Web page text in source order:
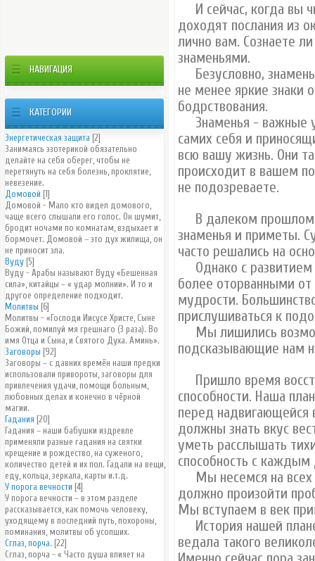
НАВИГАЦИЯ
КАТЕГОРИИ
Энергетическая защита [2]
Занимаясь эзотерикой обязательно
делайте на себя оберег, чтобы не
перетянуть на себя болезнь, проклятие,
невезение.
Домовой [1]
Домовой - Мало кто видел домового,
чаще всего слышали его голос. Он шумит,
бродит ночами по комнатам, вздыхает и
бормочет. Домовой – это дух жилища, он
не приносит зла.
Вуду [5]
Вуду - Арабы называют Вуду «Бешенная
сила», китайцы – « удар молнии». И то и
другое определение подходит.
Молитвы [6]
Молитвы - «Господи Иисусе Христе, Сыне
Божий, помилуй мя грешнаго (3 раза). Во
имя Отца и Сына, и Святого Духа. Аминь».
Заговоры [92]
Заговоры – с давних времён наши предки
использовали привороты, заговоры для
привлечения удачи, помощи больным,
любовных делах и конечно в чёрной
магии.
Гадания [20]
Гадания – наши бабушки издревле
применяли разные гадания на святки
крещение и рождество, на суженого,
количество детей и их пол. Гадали на вещи,
еду, кольца, зеркала, карты и.т.д.
У порога вечности [4]
У порога вечности – в этом разделе
рассказывается, как помочь человеку,
уходящему в последний путь, похороны,
поминания, молитвы об усопших.
Сглаз, порча. [22]
Сглаз, порча - « Часто душа влияет на
И сейчас, когда вы
доходят послания из
лично вам. Сознаете
знаменьями.
Безусловно,
не менее яркие знаки
бодрствования.
Знаменья - важные
самих себя и
всю вашу жизнь. Они
происходит в вашем
не подозреваете.
В далеком прошлом
знаменья и приметы.
часто решались на
Однако с развитием
более оторванными от
мудрости.
прислушиваться к
Мы лишились
подсказывающие нам
Пришло время
способности. Наша
перед
должны знать вкус
уметь расслышать
способность с каждым
Мы несемся на всех
должно произойти
Мы вступаем в век
История нашей
ведала такого